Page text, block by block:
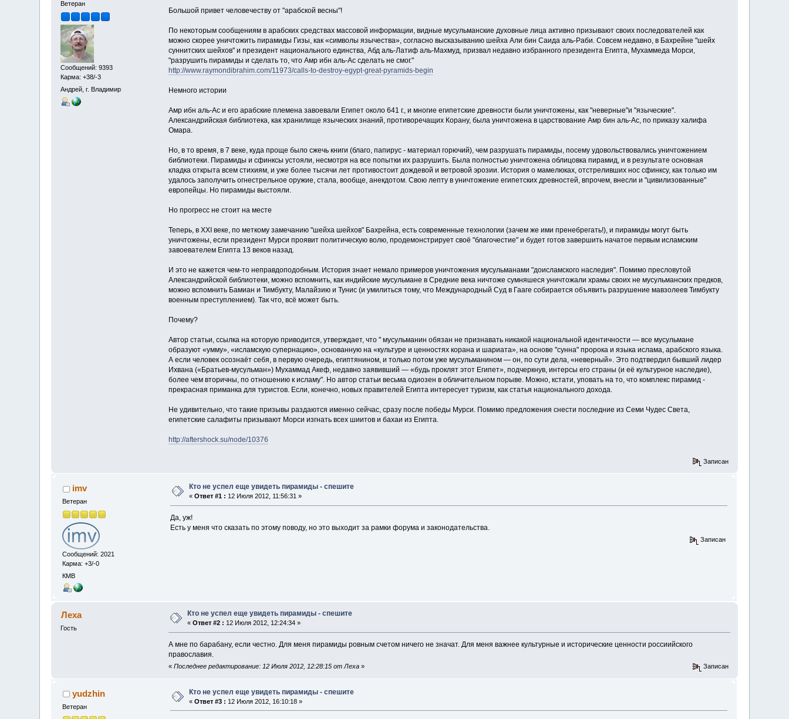
Ветеран
Сообщений: 9393
Карма: +38/-3
Андрей, г. Владимир
Большой привет человечеству от "арабской весны"!
По некоторым сообщениям в арабских средствах массовой информации, видные мусульманские духовные лица активно призывают своих последователей как
можно скорее уничтожить пирамиды Гизы, как «символы язычества», согласно высказыванию шейха Али бин Саида аль-Раби. Совсем недавно, в Бахрейне "шейх
суннитских шейхов" и президент национального единства, Абд аль-Латиф аль-Махмуд, призвал недавно избранного президента Египта, Мухаммеда Морси,
"разрушить пирамиды и сделать то, что Амр ибн аль-Ас сделать не смог."
http://www.raymondibrahim.com/11973/calls-to-destroy-egypt-great-pyramids-begin
Немного истории
Амр ибн аль-Ас и его арабские племена завоевали Египет около 641 г., и многие египетские древности были уничтожены, как "неверные"и "языческие".
Александрийская библиотека, как хранилище языческих знаний, противоречащих Корану, была уничтожена в царствование Амр бин аль-Ас, по приказу халифа
Омара.
Но, в то время, в 7 веке, куда проще было сжечь книги (благо, папирус - материал горючий), чем разрушать пирамиды, посему удовольствовались уничтожением
библиотеки. Пирамиды и сфинксы устояли, несмотря на все попытки их разрушить. Была полностью уничтожена облицовка пирамид, и в результате основная
кладка открыта всем стихиям, и уже более тысячи лет противостоит дождевой и ветровой эрозии. История о мамелюках, отстреливших нос сфинксу, как только им
удалось заполучить огнестрельное оружие, стала, вообще, анекдотом. Свою лепту в уничтожение египетских древностей, впрочем, внесли и "цивилизованные"
европейцы. Но пирамиды выстояли.
Но прогресс не стоит на месте
Теперь, в ХХI веке, по меткому замечанию "шейха шейхов" Бахрейна, есть современные технологии (зачем же ими пренебрегать!), и пирамиды могут быть
уничтожены, если президент Мурси проявит политическую волю, продемонстрирует своё "благочестие" и будет готов завершить начатое первым исламским
завоевателем Египта 13 веков назад.
И это не кажется чем-то неправдоподобным. История знает немало примеров уничтожения мусульманами "доисламского наследия". Помимо пресловутой
Александрийской библиотеки, можно вспомнить, как индийские мусульмане в Средние века ничтоже сумняшеся уничтожали храмы своих не мусульманских предков,
можно вспомнить Бамиан и Тимбукту, Малайзию и Тунис (и умилиться тому, что Международный Суд в Гааге собирается объявить разрушение мавзолеев Тимбукту
военным преступлением). Так что, всё может быть.
Почему?
Автор статьи, ссылка на которую приводится, утверждает, что " мусульманин обязан не признавать никакой национальной идентичности — все мусульмане
образуют «умму», «исламскую супернацию», основанную на «культуре и ценностях корана и шариата», на основе "сунна" пророка и языка ислама, арабского языка.
А если человек осознаёт себя, в первую очередь, египтянином, и только потом уже мусульманином — он, по сути дела, «неверный». Это подтвердил бывший лидер
Ихвана («Братьев-мусульман») Мухаммад Акеф, недавно заявивший — «будь проклят этот Египет», подчеркнув, интерсы его страны (и её культурное наследие),
более чем вторичны, по отношению к исламу". Но автор статьи весьма одиозен в обличительном порыве. Можно, кстати, уповать на то, что комплекс пирамид -
прекрасная приманка для туристов. Если, конечно, новых правителей Египта интересует туризм, как статья национального дохода.
Не удивительно, что такие призывы раздаются именно сейчас, сразу после победы Мурси. Помимо предложения снести последние из Семи Чудес Света,
египетские салафиты призывают Морси изгнать всех шиитов и бахаи из Египта.
http://aftershock.su/node/10376
Записан
imv
Ветеран
Сообщений: 2021
Карма: +3/-0
КМВ
Кто не успел еще увидеть пирамиды - спешите
«Ответ #1 : 12 Июля 2012, 11:56:31 »
Да, уж!
Есть у меня что сказать по этому поводу, но это выходит за рамки форума и законодательства.
Записан
Леха
Гость
Кто не успел еще увидеть пирамиды - спешите
«Ответ #2 : 12 Июля 2012, 12:24:34 »
А мне по барабану, если честно. Для меня пирамиды ровным счетом ничего не значат. Для меня важнее культурные и исторические ценности россиийского
православия.
« Последнее редактирование: 12 Июля 2012, 12:28:15 от Леха» Записан
yudzhin
Ветеран
Кто не успел еще увидеть пирамиды - спешите
«Ответ #3 : 12 Июля 2012, 16:10:18 »